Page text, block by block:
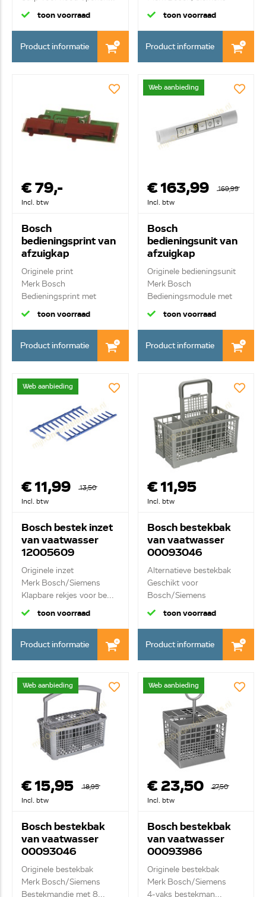
toon voorraad
Product informatie
Bedieningsmo...
toon voorraad
Product informatie
€ 79,-
Incl. btw
Bosch
bedieningsprint van
afzuigkap
12022609
Originele print
Merk Bosch
Bedieningsprint met
schakelaars
toon voorraad
Product informatie
Web aanbieding
€ 163,99
169,99
Incl. btw
Bosch
bedieningsunit van
afzuigkap
00646886
Originele bedieningsunit
Merk Bosch
Bedieningsmodule met
d...
toon voorraad
Product informatie
Web aanbieding
€ 11,99
13,50
Incl. btw
Bosch bestek inzet
van vaatwasser
12005609
Originele inzet
Merk Bosch/Siemens
Klapbare rekjes voor be...
toon voorraad
Product informatie
€ 11,95
Incl. btw
Bosch bestekbak
van vaatwasser
00093046
Alternatieve bestekbak
Geschikt voor
Bosch/Siemens
Bestek...
toon voorraad
Product informatie
Web aanbieding
€ 15,95
18,95
Incl. btw
Bosch bestekbak
van vaatwasser
00093046
Originele bestekbak
Merk Bosch/Siemens
Bestekmandje met 8...
Web aanbieding
€ 23,50
27,50
Incl. btw
Bosch bestekbak
van vaatwasser
00093986
Originele bestekbak
Merk Bosch/Siemens
4-vaks bestekman...